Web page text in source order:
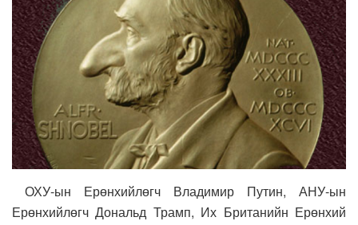
ОХУ-ын Ерөнхийлөгч Владимир Путин, АНУ-ын
Ерөнхийлөгч Дональд Трамп, Их Британийн Ерөнхий